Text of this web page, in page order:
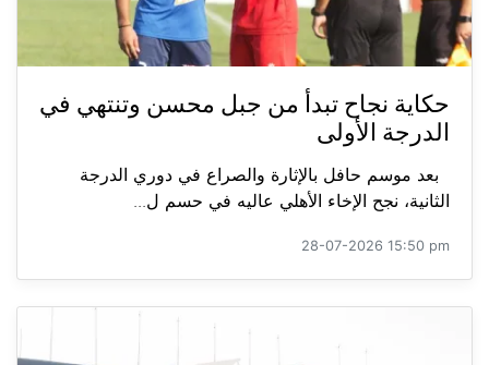
حكاية نجاح تبدأ من جبل محسن وتنتهي في
الدرجة الأولى
بعد موسم حافل بالإثارة والصراع في دوري الدرجة
الثانية، نجح الإخاء الأهلي عاليه في حسم ل...
28-07-2026 15:50 pm